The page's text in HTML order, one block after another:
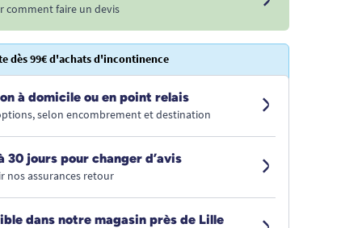
comment faire un devis
dès 99€ d'achats d'incontinence
à domicile ou en point relais
selon encombrement et destination
30 jours pour changer d’avis
nos assurances retour
dans notre magasin près de Lille